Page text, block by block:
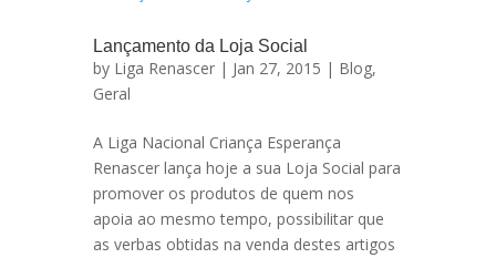
Lançamento da Loja Social
by Liga Renascer | Jan 27, 2015 | Blog,
Geral
A Liga Nacional Criança Esperança
Renascer lança hoje a sua Loja Social para
promover os produtos de quem nos
apoia ao mesmo tempo, possibilitar que
as verbas obtidas na venda destes artigos